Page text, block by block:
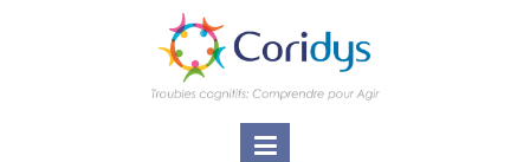
ASSOCIATION CORIDYS – Troubles
CORIDYS, association loi 1901, 4 pôles
d'actions Information Accompagnement